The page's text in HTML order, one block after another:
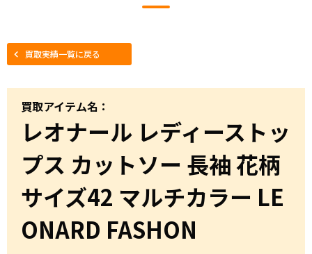
買取実績一覧に戻る
買取アイテム名：
レオナール レディーストッ
プス カットソー 長袖 花柄
サイズ42 マルチカラー LE
ONARD FASHON